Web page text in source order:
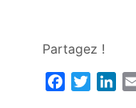
Partagez !
FacebookTwitter